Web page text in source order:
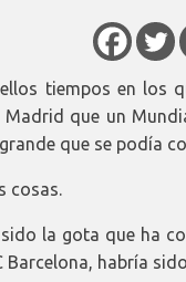
tiempos en los
que un
que se podía
cosas.
la gota que ha
Barcelona, habría